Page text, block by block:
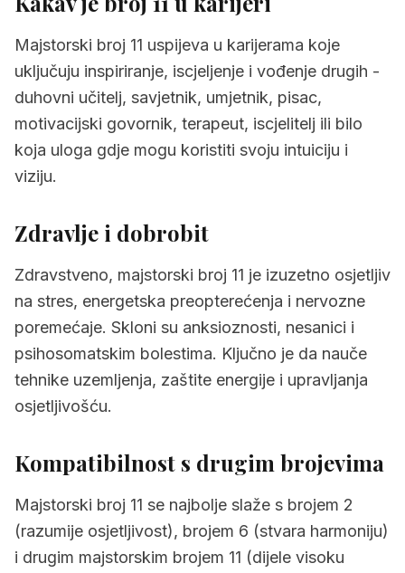
Majstorski broj 11 uspijeva u karijerama koje
uključuju inspiriranje, iscjeljenje i vođenje drugih -
duhovni učitelj, savjetnik, umjetnik, pisac,
motivacijski govornik, terapeut, iscjelitelj ili bilo
koja uloga gdje mogu koristiti svoju intuiciju i
viziju.
Zdravlje i dobrobit
Zdravstveno, majstorski broj 11 je izuzetno osjetljiv
na stres, energetska preopterećenja i nervozne
poremećaje. Skloni su anksioznosti, nesanici i
psihosomatskim bolestima. Ključno je da nauče
tehnike uzemljenja, zaštite energije i upravljanja
osjetljivošću.
Kompatibilnost s drugim brojevima
Majstorski broj 11 se najbolje slaže s brojem 2
(razumije osjetljivost), brojem 6 (stvara harmoniju)
i drugim majstorskim brojem 11 (dijele visoku